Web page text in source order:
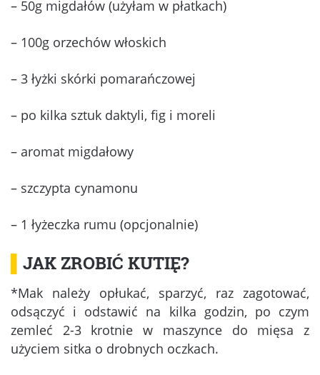
– 50g migdałów (użyłam w płatkach)
– 100g orzechów włoskich
– 3 łyżki skórki pomarańczowej
– po kilka sztuk daktyli, fig i moreli
– aromat migdałowy
– szczypta cynamonu
– 1 łyżeczka rumu (opcjonalnie)
JAK ZROBIĆ KUTIĘ?
*Mak należy opłukać, sparzyć, raz zagotować,
odsączyć i odstawić na kilka godzin, po czym
zemleć 2-3 krotnie w maszynce do mięsa z
użyciem sitka o drobnych oczkach.